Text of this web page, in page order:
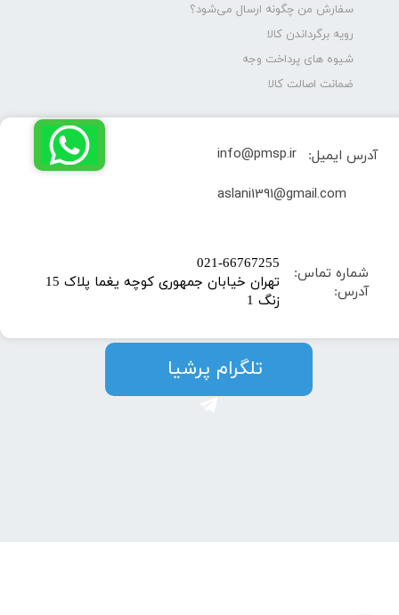
سفارش من چگونه ارسال می‌شود؟
رویه برگرداندن کالا
شیوه های پرداخت وجه
ضمانت اصالت کالا
شماره تماس:
آدرس:
​021-66767255
تهران خیابان جمهوری کوچه یغما پلاک 15
زنگ 1
آدرس ایمیل:
info@pmsp.ir
​aslani1391@gmail.com
​​​​تلگرام پرشیا